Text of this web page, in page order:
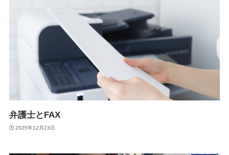
弁護士とFAX
2025年12月23日